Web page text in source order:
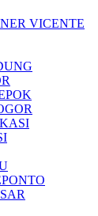
VICENTE